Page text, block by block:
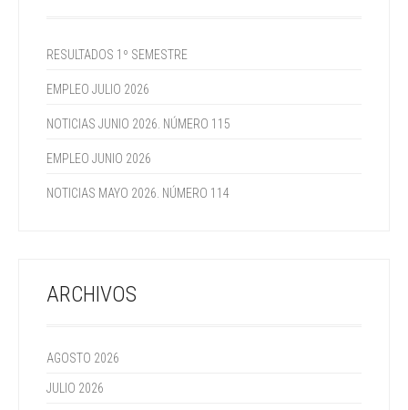
RESULTADOS 1º SEMESTRE
EMPLEO JULIO 2026
NOTICIAS JUNIO 2026. NÚMERO 115
EMPLEO JUNIO 2026
NOTICIAS MAYO 2026. NÚMERO 114
ARCHIVOS
AGOSTO 2026
JULIO 2026